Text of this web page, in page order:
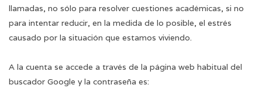
llamadas, no sólo para resolver cuestiones académicas, si no
para intentar reducir, en la medida de lo posible, el estrés
causado por la situación que estamos viviendo.
A la cuenta se accede a través de la página web habitual del
buscador Google y la contraseña es: